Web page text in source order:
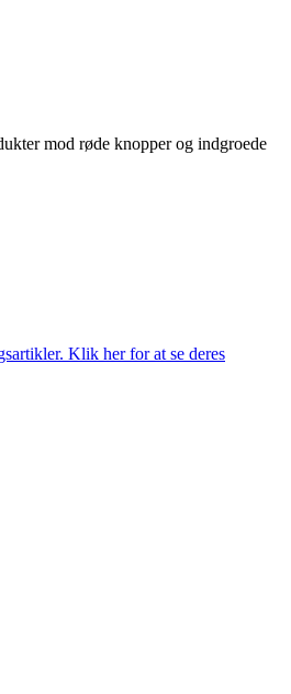
mod røde knopper og indgroede
Klik her for at se deres